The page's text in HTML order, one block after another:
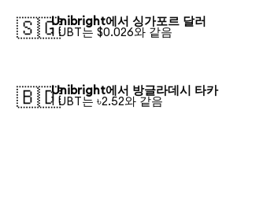
🇸🇬Unibright에서 싱가포르 달러
1 UBT는 $0.026와 같음
🇧🇩Unibright에서 방글라데시 타카
1 UBT는 ৳2.52와 같음